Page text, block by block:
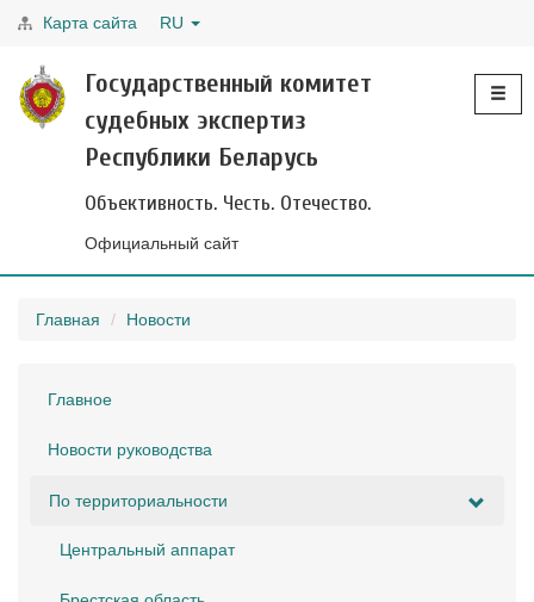
Карта сайта RU
Государственный комитет
судебных экспертиз
Республики Беларусь
Объективность. Честь. Отечество.
Официальный сайт
Главная Новости
Главное
Новости руководства
По территориальности
Центральный аппарат